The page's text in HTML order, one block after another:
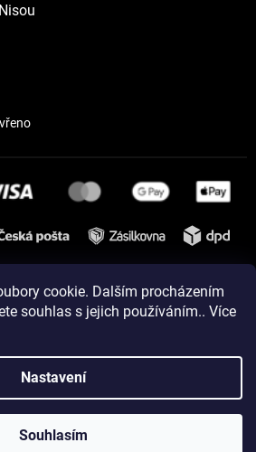
cookie. Dalším procházením
souhlas s jejich používáním.. Více
Nastavení
Souhlasím
Vytvořil Shoptet
sportswear. Všechna práva vyhrazena.
nastavení cookies